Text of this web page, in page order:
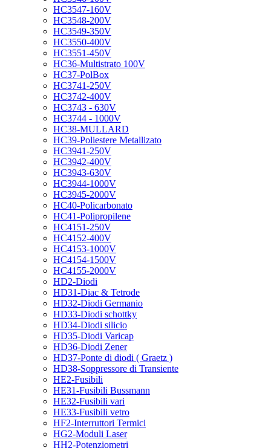
HC3547-160V
HC3548-200V
HC3549-350V
HC3550-400V
HC3551-450V
HC36-Multistrato 100V
HC37-PolBox
HC3741-250V
HC3742-400V
HC3743 - 630V
HC3744 - 1000V
HC38-MULLARD
HC39-Poliestere Metallizato
HC3941-250V
HC3942-400V
HC3943-630V
HC3944-1000V
HC3945-2000V
HC40-Policarbonato
HC41-Polipropilene
HC4151-250V
HC4152-400V
HC4153-1000V
HC4154-1500V
HC4155-2000V
HD2-Diodi
HD31-Diac & Tetrode
HD32-Diodi Germanio
HD33-Diodi schottky
HD34-Diodi silicio
HD35-Diodi Varicap
HD36-Diodi Zener
HD37-Ponte di diodi ( Graetz )
HD38-Soppressore di Transiente
HE2-Fusibili
HE31-Fusibili Bussmann
HE32-Fusibili vari
HE33-Fusibili vetro
HF2-Interruttori Termici
HG2-Moduli Laser
HH2-Potenziometri